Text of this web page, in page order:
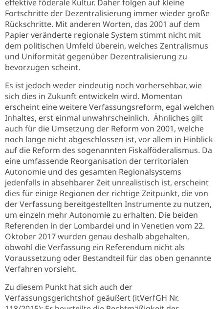
effektive föderale Kultur. Daher folgen auf kleine
Fortschritte der Dezentralisierung immer wieder große
Rückschritte. Mit anderen Worten, das 2001 auf dem
Papier veränderte regionale System stimmt nicht mit
dem politischen Umfeld überein, welches Zentralismus
und Uniformität gegenüber Dezentralisierung zu
bevorzugen scheint.
Es ist jedoch weder eindeutig noch vorhersehbar, wie
sich dies in Zukunft entwickeln wird. Momentan
erscheint eine weitere Verfassungsreform, egal welchen
Inhaltes, erst einmal unwahrscheinlich. Ähnliches gilt
auch für die Umsetzung der Reform von 2001, welche
noch lange nicht abgeschlossen ist, vor allem in Hinblick
auf die Reform des sogenannten Fiskalföderalismus. Da
eine umfassende Reorganisation der territorialen
Autonomie und des gesamten Regionalsystems
jedenfalls in absehbarer Zeit unrealistisch ist, erscheint
dies für einige Regionen der richtige Zeitpunkt, die von
der Verfassung bereitgestellten Instrumente zu nutzen,
um einzeln mehr Autonomie zu erhalten. Die beiden
Referenden in der Lombardei und in Venetien vom 22.
Oktober 2017 wurden genau deshalb abgehalten,
obwohl die Verfassung ein Referendum nicht als
Voraussetzung oder Bestandteil für das oben genannte
Verfahren vorsieht.
Zu diesem Punkt hat sich auch der
Verfassungsgerichtshof geäußert (itVerfGH Nr.